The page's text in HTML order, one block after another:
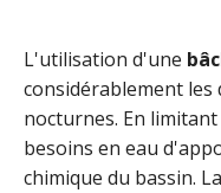
L'utilisation d'une
considérablement
nocturnes. En
besoins en eau
chimique du bassin. La